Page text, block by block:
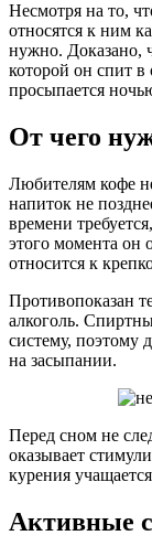
Несмотря на то,
относятся к ним
нужно. Доказано,
которой он спит в
просыпается
От чего
Любителям кофе
напиток не
времени
этого момента он
относится к
Противопоказан
алкоголь.
систему, поэтому
на засыпании.
Перед сном не
оказывает
курения
Активные